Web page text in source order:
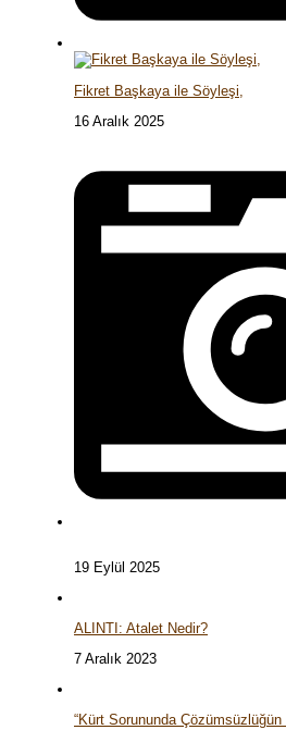
Fikret Başkaya ile Söyleşi,
16 Aralık 2025
19 Eylül 2025
ALINTI: Atalet Nedir?
7 Aralık 2023
“Kürt Sorununda